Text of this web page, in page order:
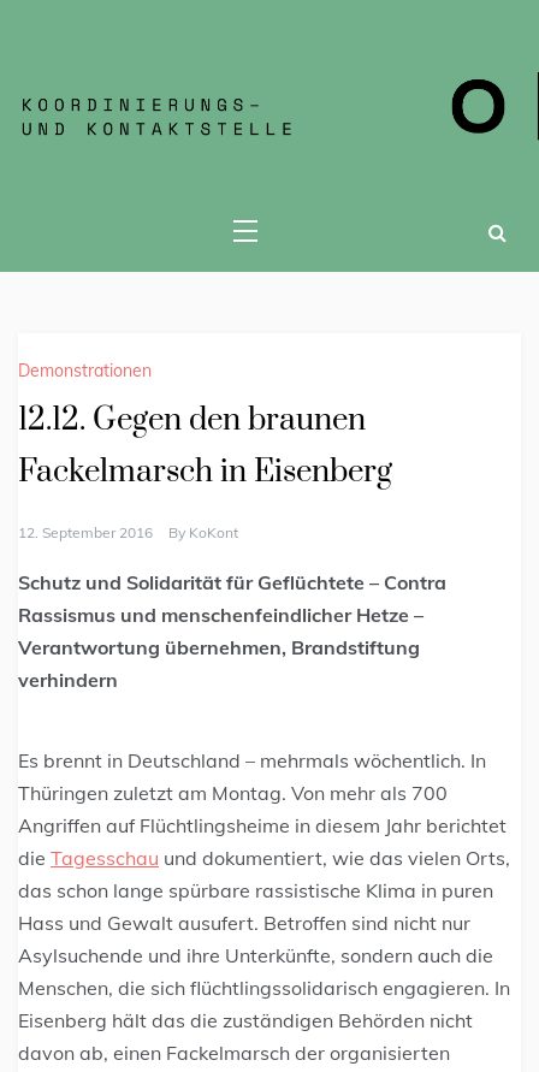
Demonstrationen
12.12. Gegen den braunen
Fackelmarsch in Eisenberg
12. September 2016 By KoKont
Schutz und Solidarität für Geflüchtete – Contra
Rassismus und menschenfeindlicher Hetze –
Verantwortung übernehmen, Brandstiftung
verhindern
Es brennt in Deutschland – mehrmals wöchentlich. In
Thüringen zuletzt am Montag. Von mehr als 700
Angriffen auf Flüchtlingsheime in diesem Jahr berichtet
die Tagesschau und dokumentiert, wie das vielen Orts,
das schon lange spürbare rassistische Klima in puren
Hass und Gewalt ausufert. Betroffen sind nicht nur
Asylsuchende und ihre Unterkünfte, sondern auch die
Menschen, die sich flüchtlingssolidarisch engagieren. In
Eisenberg hält das die zuständigen Behörden nicht
davon ab, einen Fackelmarsch der organisierten